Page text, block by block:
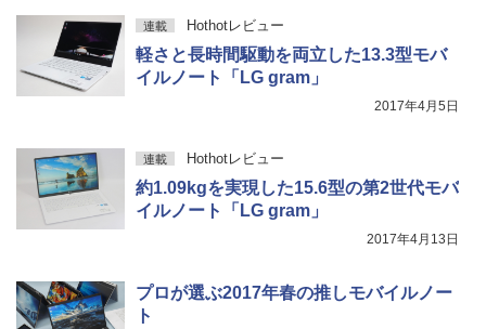
連載 Hothotレビュー
軽さと長時間駆動を両立した13.3型モバ
イルノート「LG gram」
2017年4月5日
連載 Hothotレビュー
約1.09kgを実現した15.6型の第2世代モバ
イルノート「LG gram」
2017年4月13日
プロが選ぶ2017年春の推しモバイルノー
ト